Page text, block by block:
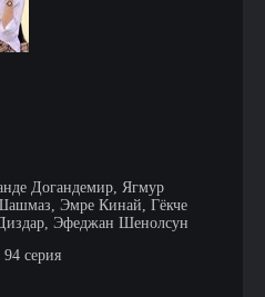
Догандемир, Ягмур
Эмре Кинай, Гёкче
Эфеджан Шенолсун
серия